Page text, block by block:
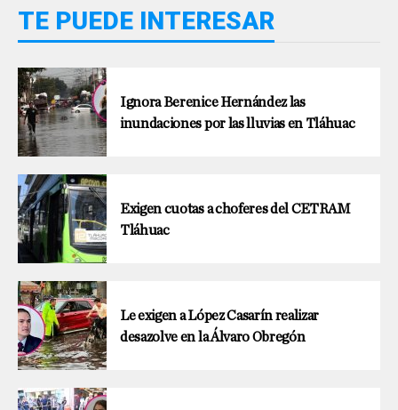
TE PUEDE INTERESAR
Ignora Berenice Hernández las
inundaciones por las lluvias en Tláhuac
Exigen cuotas a choferes del CETRAM
Tláhuac
Le exigen a López Casarín realizar
desazolve en la Álvaro Obregón